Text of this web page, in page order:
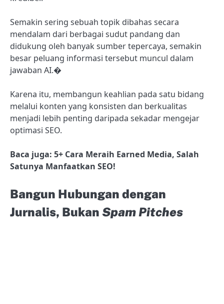
Semakin sering sebuah topik dibahas secara
mendalam dari berbagai sudut pandang dan
didukung oleh banyak sumber tepercaya, semakin
besar peluang informasi tersebut muncul dalam
jawaban AI.�
Karena itu, membangun keahlian pada satu bidang
melalui konten yang konsisten dan berkualitas
menjadi lebih penting daripada sekadar mengejar
optimasi SEO.
Baca juga: 5+ Cara Meraih Earned Media, Salah
Satunya Manfaatkan SEO!
Bangun Hubungan dengan
Jurnalis, Bukan Spam Pitches